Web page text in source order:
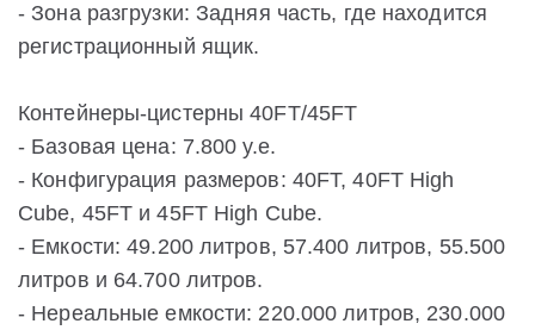
- Зона разгрузки: Задняя часть, где находится
регистрационный ящик.
Контейнеры-цистерны 40FT/45FT
- Базовая цена: 7.800 у.е.
- Конфигурация размеров: 40FT, 40FT High
Cube, 45FT и 45FT High Cube.
- Емкости: 49.200 литров, 57.400 литров, 55.500
литров и 64.700 литров.
- Нереальные емкости: 220.000 литров, 230.000